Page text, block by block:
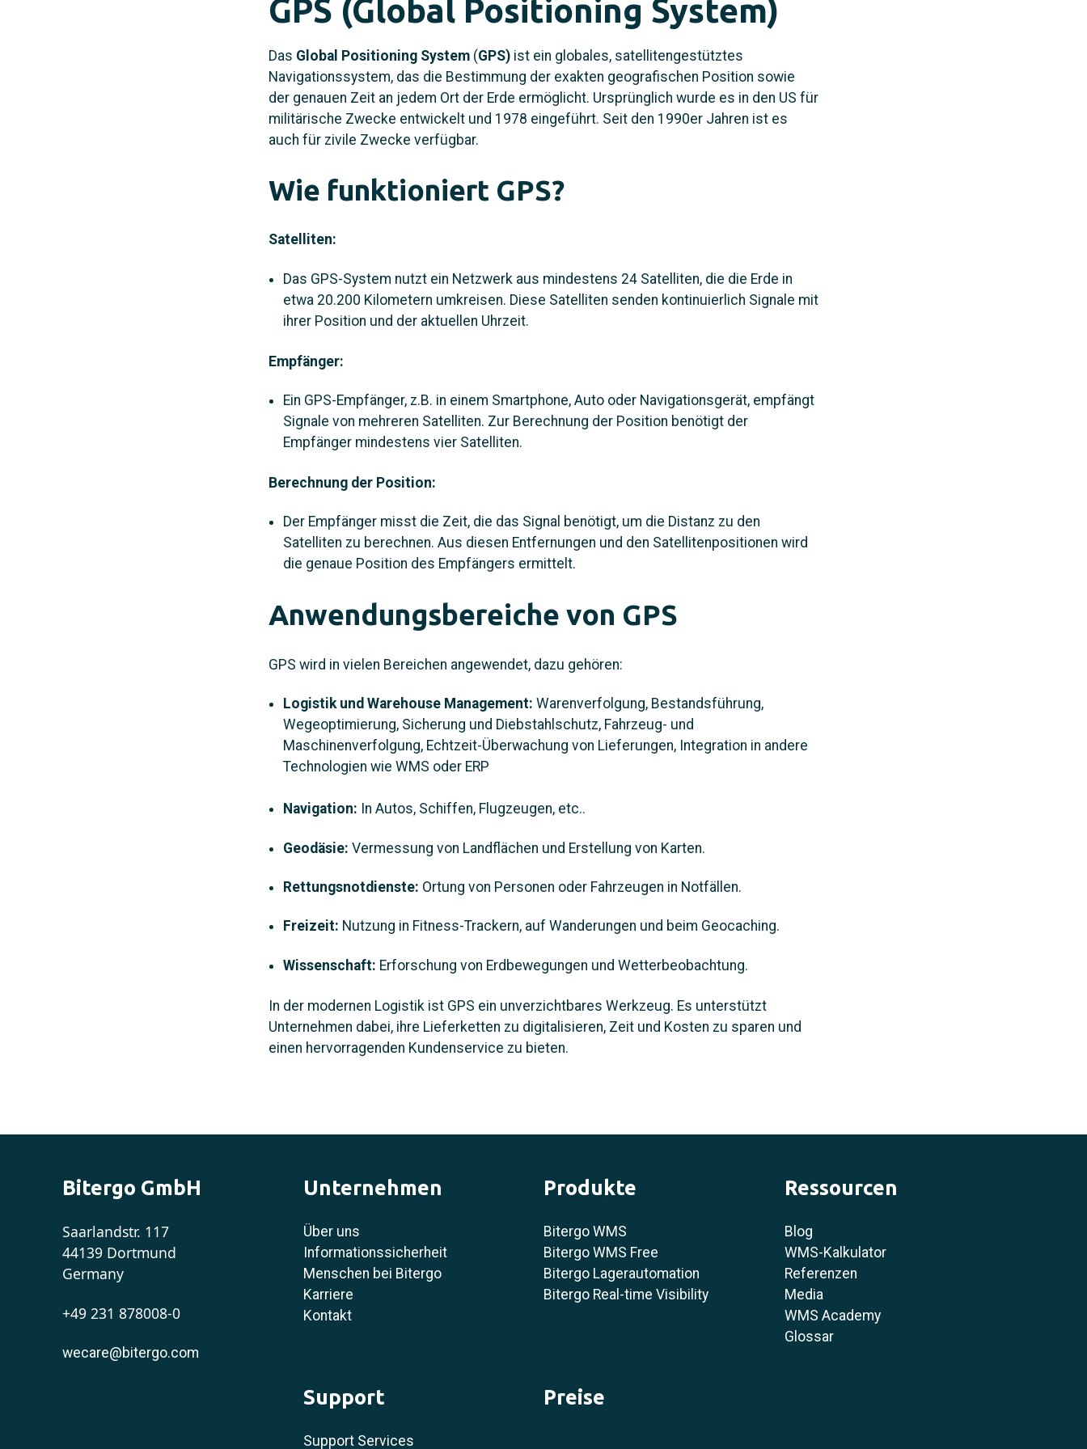
GPS (Global Positioning System)
Das Global Positioning System (GPS) ist ein globales, satellitengestütztes
Navigationssystem, das die Bestimmung der exakten geografischen Position sowie
der genauen Zeit an jedem Ort der Erde ermöglicht. Ursprünglich wurde es in den US für
militärische Zwecke entwickelt und 1978 eingeführt. Seit den 1990er Jahren ist es
auch für zivile Zwecke verfügbar.
Wie funktioniert GPS?
Satelliten:
Das GPS-System nutzt ein Netzwerk aus mindestens 24 Satelliten, die die Erde in
etwa 20.200 Kilometern umkreisen. Diese Satelliten senden kontinuierlich Signale mit
ihrer Position und der aktuellen Uhrzeit.
Empfänger:
Ein GPS-Empfänger, z.B. in einem Smartphone, Auto oder Navigationsgerät, empfängt
Signale von mehreren Satelliten. Zur Berechnung der Position benötigt der
Empfänger mindestens vier Satelliten.
Berechnung der Position:
Der Empfänger misst die Zeit, die das Signal benötigt, um die Distanz zu den
Satelliten zu berechnen. Aus diesen Entfernungen und den Satellitenpositionen wird
die genaue Position des Empfängers ermittelt.
Anwendungsbereiche von GPS
GPS wird in vielen Bereichen angewendet, dazu gehören:
Logistik und Warehouse Management: Warenverfolgung, Bestandsführung,
Wegeoptimierung, Sicherung und Diebstahlschutz, Fahrzeug- und
Maschinenverfolgung, Echtzeit-Überwachung von Lieferungen, Integration in andere
Technologien wie WMS oder ERP
Navigation: In Autos, Schiffen, Flugzeugen, etc..
Geodäsie: Vermessung von Landflächen und Erstellung von Karten.
Rettungsnotdienste: Ortung von Personen oder Fahrzeugen in Notfällen.
Freizeit: Nutzung in Fitness-Trackern, auf Wanderungen und beim Geocaching.
Wissenschaft: Erforschung von Erdbewegungen und Wetterbeobachtung.
In der modernen Logistik ist GPS ein unverzichtbares Werkzeug. Es unterstützt
Unternehmen dabei, ihre Lieferketten zu digitalisieren, Zeit und Kosten zu sparen und
einen hervorragenden Kundenservice zu bieten.
Bitergo GmbH
Saarlandstr. 117
44139 Dortmund
Germany
+49 231 878008-0
wecare@bitergo.com
Unternehmen
Über uns
Informationssicherheit
Menschen bei Bitergo
Karriere
Kontakt
Produkte
Bitergo WMS
Bitergo WMS Free
Bitergo Lagerautomation
Bitergo Real-time Visibility
Ressourcen
Blog
WMS-Kalkulator
Referenzen
Media
WMS Academy
Glossar
Support
Support Services
Preise